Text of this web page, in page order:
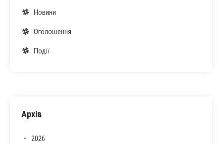
Новини
Оголошення
Події
Архів
2026